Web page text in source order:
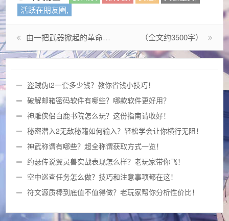
活跃在朋友圈,
由一把武器掀起的革命，DNF妖刀文化现象启示录 （全文约3500字）
盗贼伪t2一套多少钱？教你省钱小技巧！
破解邮箱密码软件有哪些？哪款软件更好用？
神雕侠侣白鹿书院怎么玩？这份指南请收好！
秘密潜入2无敌秘籍如何输入？轻松学会让你横行无阻！
神武称谓有哪些？超全称谓获取方式一览！
约瑟传说翼灵兽实战表现怎么样？老玩家带你飞！
空中巡查任务怎么做？技巧和注意事项都在这！
符文源质棒到底值不值得做？老玩家帮你分析性价比！